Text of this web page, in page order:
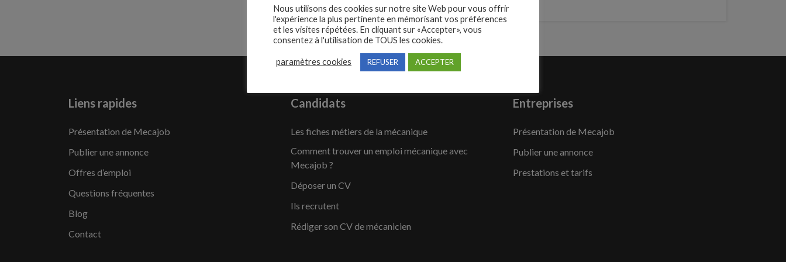
Liens rapides
Présentation de Mecajob
Publier une annonce
Offres d’emploi
Questions fréquentes
Blog
Contact
Candidats
Les fiches métiers de la mécanique
Comment trouver un emploi mécanique avec
Mecajob ?
Déposer un CV
Ils recrutent
Rédiger son CV de mécanicien
Entreprises
Présentation de Mecajob
Publier une annonce
Prestations et tarifs
Nous utilisons des cookies sur notre site Web pour vous offrir
l'expérience la plus pertinente en mémorisant vos préférences
et les visites répétées. En cliquant sur «Accepter», vous
consentez à l'utilisation de TOUS les cookies.
paramètres cookies REFUSER ACCEPTER